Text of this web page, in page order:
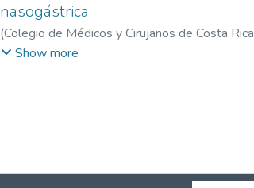
nasogástrica
(Colegio de Médicos y Cirujanos de Costa Rica
Oscar;Coto Chacon, Rafael
Show more